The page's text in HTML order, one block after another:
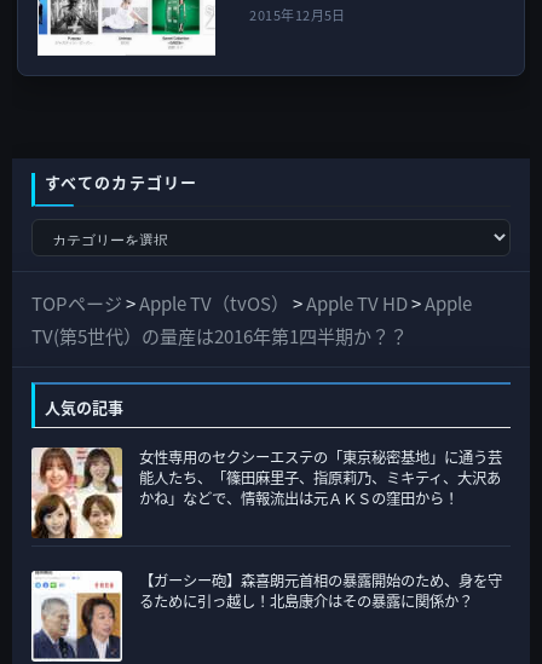
2015年12月5日
すべてのカテゴリー
て
の
ゴ
リ
ー
TOPページ>Apple TV（tvOS） >Apple TV HD>Apple
TV(第5世代）の量産は2016年第1四半期か？？
人気の記事
女性専用のセクシーエステの「東京秘密基地」に通う芸
能人たち、「篠田麻里子、指原莉乃、ミキティ、大沢あ
かね」などで、情報流出は元ＡＫＳの窪田から！
【ガーシー砲】森喜朗元首相の暴露開始のため、身を守
るために引っ越し！北島康介はその暴露に関係か？